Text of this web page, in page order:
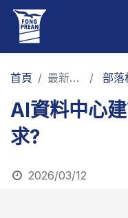
OEM/ODM
產品
應用
部落格
首頁 最新消息 部落
AI資料中心
求?
2026/03/12